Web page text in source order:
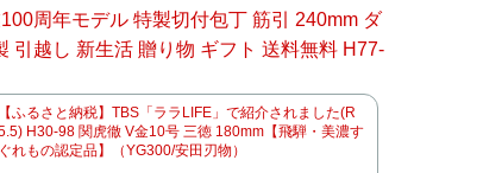
周年モデル 特製切付包丁 筋引 240mm ダ
引越し 新生活 贈り物 ギフト 送料無料 H77-
【ふるさと納税】TBS「ララLIFE」で紹介されました(R
H30-98 関虎徹 V金10号 三徳 180mm【飛騨・美濃す
ぐれもの認定品】（YG300/安田刃物）